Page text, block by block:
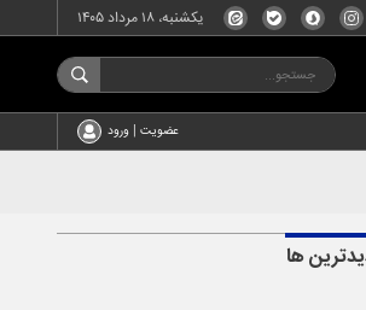
یکشنبه، ۱۸ مرداد ۱۴۰۵
عضویت | ورود
ها